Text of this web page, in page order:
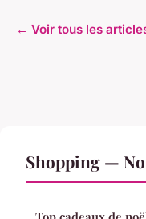
← Voir tous les
Shopping —